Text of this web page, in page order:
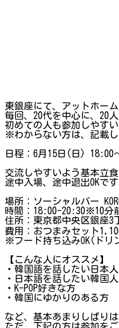
東銀座にて、アットホー
毎回、20代を中心に、20
初めての人も参加しやす
※わからない方は、記載し
日程：6月15日(日) 18:00
交流しやすいよう基本立
途中入場、途中退出OKで
場所：ソーシャルバー
時間：18:00-20:30※10分
住所：東京都中央区銀座3
費用：おつまみセット
※フード持ち込みOK(ドリ
【こんな人にオススメ】
・韓国語を話したい日本
・日本語を話したい韓国
・K-POP好きな方
・韓国にゆかりのある方
など、基本あまりしばり